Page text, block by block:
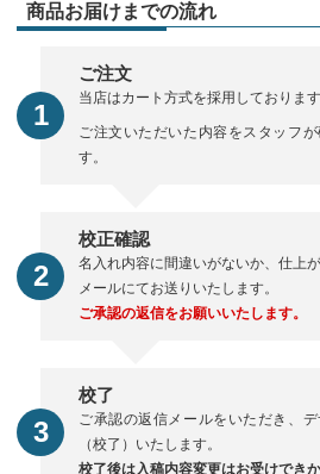
商品お届けまでの流れ
ご注文
当店はカート方式を採用しております
ご注文いただいた内容をスタッフが
す。
校正確認
名入れ内容に間違いがないか、仕上
メールにてお送りいたします。
ご承認の返信をお願いいたします。
校了
ご承認の返信メールをいただき、
（校了）いたします。
校了後は入稿内容変更はお受けできか